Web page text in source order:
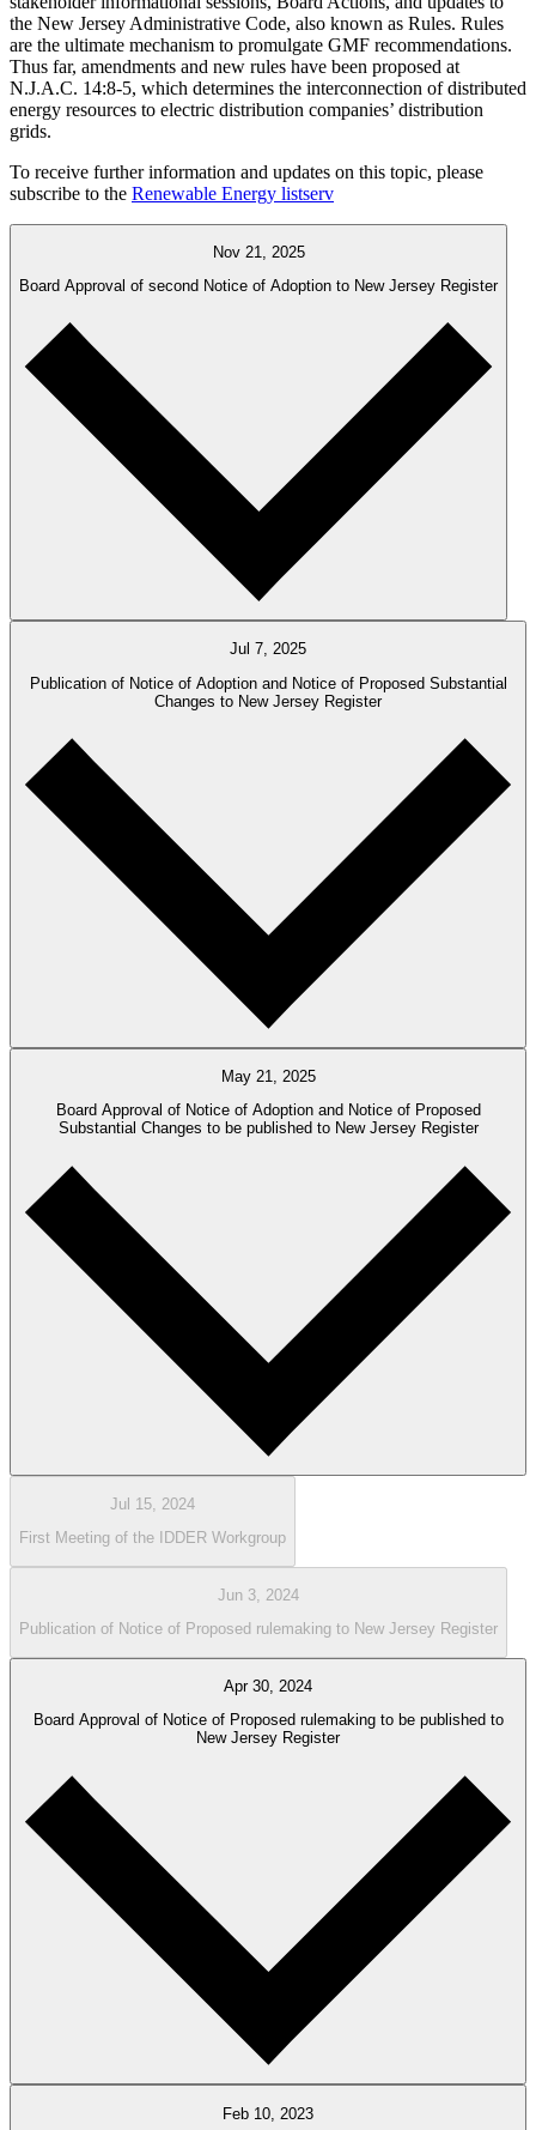
the New Jersey Administrative Code, also known as Rules. Rules
are the ultimate mechanism to promulgate GMF recommendations.
Thus far, amendments and new rules have been proposed at
N.J.A.C. 14:8-5, which determines the interconnection of distributed
energy resources to electric distribution companies’ distribution
grids.​​​​‌ ‍ ​‍​‍‌‍ ‌ ​‍‌‍‍‌‌‍‌ ‌‍‍‌‌‍ ‍​‍​‍​ ‍‍​‍​‍‌ ​ ‌‍​‌‌‍ ‍‌‍‍‌‌ ‌​‌ ‍‌​‍ ‍‌‍‍‌‌‍ ​‍​‍​‍ ​​‍​‍‌‍‍​‌ ​‍‌‍‌‌‌‍‌‍​‍​‍​ ‍‍​‍​‍‌‍‍​‌ ‌​‌ ‌​‌ ​​​ ‍‍​‍ ​‍ ‌‍ ​‌‍ ‌‍​ ‌‍​‌‌‍ ​‌‍‍​‌‍ ‌ ​ ‌ ‌​​ ‍‍​ ​ ​ ​ ​ ​ ​ ​ ​‍ ‌‍‍‌‌‍ ‍‌ ‌​‌‍‌‌‌‍ ‍‌ ‌​​‍ ‌‍‌‌‌‍‌​‌‍‍‌‌ ‌​​‍ ‌‍ ‌‌‍ ‌‍‌​‌‍‌‌​ ‌‌ ​​‌ ​‍‌‍‌‌‌ ​ ‌‍‌‌‌‍ ‍‌ ‌​‌‍​‌‌ ‌​‌‍‍‌‌‍ ‌‍ ‍​ ‍ ‌‍‍‌‌‍‌​​ ‌​ ‌​‌‍‌‍​ ‌‍​ ‍‌​ ‌‌​ ​‌​ ‍​‌‍‌‍​‍ ‌​ ​ ​ ‌‍​ ​​​ ​ ​‍ ‌​ ‌​​ ‍​‌‍‌​​ ‌‍​‍ ‌​ ‍​‌‍​‍‌‍‌‍​ ‍​​‍ ‌​ ‍​​ ​​​ ​ ​ ‌‌​ ‌ ‌‍‌​​ ​​‌‍​‌​ ‌​​ ‍‌‌‍‌‍​ ‌‌​ ‍ ‌ ‌​‌ ‍‌‌ ​​‌‍‌‌​ ‌‌ ​​‌ ​‍‌‍ ‌‍‌ ‌ ​‍‌‍​‌‌‍ ‌​ ‍ ‌ ​​‌‍​‌‌ ‌​‌‍‍​​ ‌‌‍​ ‌‍ ‌‍ ‍‌ ‌​‌‍‌‌‌‍ ‍‌ ‌​‌‌​ ‌‍‌‌‌‍​ ‌ ‌​‌‍‍‌‌‍ ‌‍ ‍‌ ​ ​‍‌‌​ ‌‌‌​​‍‌‌ ‌‍‍ ‌‍‌‌‌ ‍‌​‍‌‌​ ​ ‌​‌​​‍‌‌​ ​ ‌​‌​​‍‌‌​ ​‍​ ​‍​ ​ ‌‍​‍‌‍‌‌​ ‍‌​ ​‍​ ‌‌​ ‌‌​ ​ ​ ​‌​ ‌ ​ ‍​‌‍​‍​‍‌‌​ ​‍​ ​‍​‍‌‌​ ‌‌‌​‌​​‍ ‍‌‍​ ‌‍ ‌‍ ‍‌ ‌​‌‍‌‌‌‍ ‍‌ ‌​​‍‌‌​ ‌‌‌​​‍‌‌ ‌‍‍ ‌‍‌‌‌ ‍‌​‍‌‌​ ​ ‌​‌​​‍‌‌​ ​ ‌​‌​​‍‌‌​ ​‍​ ​‍‌‍‌‌‌‍‌‌‌‍​‍​ ​‍​ ‌​​ ​‌‌‍​ ‌‍‌‌​ ‍‌​ ‍‌‌‍‌‌‌‍‌​​‍‌‌​ ​‍​ ​‍​‍‌‌​ ‌‌‌​‌​​‍ ‍‌‍​ ‌‍‍​‌‍‍‌‌‍ ​‌‍‌​‌ ​‍‌‍‌‌‌‍ ‍​‍‌‌​ ‌‌‌​​‍‌‌ ‌‍‍ ‌‍‌‌‌ ‍‌​‍‌‌​ ​ ‌​‌​​‍‌‌​ ​ ‌​‌​​‍‌‌​ ​‍​ ​‍​ ‍‌‌‍​‌‌‍​‌​ ‌​​ ​​​ ​​‌‍‌​​ ​ ​ ‌ ​ ‍‌‌‍​‍‌‍‌‍​‍‌‌​ ​‍​ ​‍​‍‌‌​ ‌‌‌​‌​​‍ ‍‌ ‌​‌‍‌‌‌ ‍​‌ ‌​​ ‌‍​‍‌‍​‌‌ ​ ‌‍‌‌‌‌‌‌‌ ​‍‌‍ ​​ ‌‌‍‍​‌ ‌​‌ ‌​‌ ​​​‍‌‌​ ​ ‌​​‌​‍‌‌​ ​‍‌​‌‍​‍‌‌​ ​‍‌​‌‍‌‍ ​‌‍ ‌‍​ ‌‍​‌‌‍ ​‌‍‍​‌‍ ‌ ​ ‌ ‌​​‍‌‌​ ​ ‌​​‌​ ​ ​ ​ ​ ​ ​ ​ ​‍‌‍‌‍‍‌‌‍‌​​ ‌​ ‌​‌‍‌‍​ ‌‍​ ‍‌​ ‌‌​ ​‌​ ‍​‌‍‌‍​‍ ‌​ ​ ​ ‌‍​ ​​​ ​ ​‍ ‌​ ‌​​ ‍​‌‍‌​​ ‌‍​‍ ‌​ ‍​‌‍​‍‌‍‌‍​ ‍​​‍ ‌​ ‍​​ ​​​ ​ ​ ‌‌​ ‌ ‌‍‌​​ ​​‌‍​‌​ ‌​​ ‍‌‌‍‌‍​ ‌‌​‍‌‍‌ ‌​‌ ‍‌‌ ​​‌‍‌‌​ ‌‌ ​​‌ ​‍‌‍ ‌‍‌ ‌ ​‍‌‍​‌‌‍ ‌​‍‌‍‌ ​​‌‍​‌‌ ‌​‌‍‍​​ ‌‌‍​ ‌‍ ‌‍ ‍‌ ‌​‌‍‌‌‌‍ ‍‌ ‌​‌‌​ ‌‍‌‌‌‍​ ‌ ‌​‌‍‍‌‌‍ ‌‍ ‍‌ ​ ​‍‌‌​ ‌‌‌​​‍‌‌ ‌‍‍ ‌‍‌‌‌ ‍‌​‍‌‌​ ​ ‌​‌​​‍‌‌​ ​ ‌​‌​​‍‌‌​ ​‍​ ​‍​ ​ ‌‍​‍‌‍‌‌​ ‍‌​ ​‍​ ‌‌​ ‌‌​ ​ ​ ​‌​ ‌ ​ ‍​‌‍​‍​‍‌‌​ ​‍​ ​‍​‍‌‌​ ‌‌‌​‌​​‍ ‍‌‍​ ‌‍ ‌‍ ‍‌ ‌​‌‍‌‌‌‍ ‍‌ ‌​​‍‌‌​ ‌‌‌​​‍‌‌ ‌‍‍ ‌‍‌‌‌ ‍‌​‍‌‌​ ​ ‌​‌​​‍‌‌​ ​ ‌​‌​​‍‌‌​ ​‍​ ​‍‌‍‌‌‌‍‌‌‌‍​‍​ ​‍​ ‌​​ ​‌‌‍​ ‌‍‌‌​ ‍‌​ ‍‌‌‍‌‌‌‍‌​​‍‌‌​ ​‍​ ​‍​‍‌‌​ ‌‌‌​‌​​‍ ‍‌‍​ ‌‍‍​‌‍‍‌‌‍ ​‌‍‌​‌ ​‍‌‍‌‌‌‍ ‍​‍‌‌​ ‌‌‌​​‍‌‌ ‌‍‍ ‌‍‌‌‌ ‍‌​‍‌‌​ ​ ‌​‌​​‍‌‌​ ​ ‌​‌​​‍‌‌​ ​‍​ ​‍​ ‍‌‌‍​‌‌‍​‌​ ‌​​ ​​​ ​​‌‍‌​​ ​ ​ ‌ ​ ‍‌‌‍​‍‌‍‌‍​‍‌‌​ ​‍​ ​‍​‍‌‌​ ‌‌‌​‌​​‍ ‍‌ ‌​‌‍‌‌‌ ‍​‌ ‌​​‍‌‍‌ ​​‌‍‌‌‌ ​‍‌ ​ ‌ ​​‌‍‌‌‌‍​ ‌ ‌​‌‍‍‌‌ ‌‍‌‍‌‌​ ‌‌ ​​‌ ‌‌‌‍​‍‌‍ ​‌‍‍‌‌ ​ ‌‍‍​‌‍‌‌‌‍‌​​‍​‍‌ ‌
To receive further information and updates on this topic, please
subscribe to the ​​​​‌ ‍ ​‍​‍‌‍ ‌ ​‍‌‍‍‌‌‍‌ ‌‍‍‌‌‍ ‍​‍​‍​ ‍‍​‍​‍‌ ​ ‌‍​‌‌‍ ‍‌‍‍‌‌ ‌​‌ ‍‌​‍ ‍‌‍‍‌‌‍ ​‍​‍​‍ ​​‍​‍‌‍‍​‌ ​‍‌‍‌‌‌‍‌‍​‍​‍​ ‍‍​‍​‍‌‍‍​‌ ‌​‌ ‌​‌ ​​​ ‍‍​‍ ​‍ ‌‍ ​‌‍ ‌‍​ ‌‍​‌‌‍ ​‌‍‍​‌‍ ‌ ​ ‌ ‌​​ ‍‍​ ​ ​ ​ ​ ​ ​ ​ ​‍ ‌‍‍‌‌‍ ‍‌ ‌​‌‍‌‌‌‍ ‍‌ ‌​​‍ ‌‍‌‌‌‍‌​‌‍‍‌‌ ‌​​‍ ‌‍ ‌‌‍ ‌‍‌​‌‍‌‌​ ‌‌ ​​‌ ​‍‌‍‌‌‌ ​ ‌‍‌‌‌‍ ‍‌ ‌​‌‍​‌‌ ‌​‌‍‍‌‌‍ ‌‍ ‍​ ‍ ‌‍‍‌‌‍‌​​ ‌​ ‌​‌‍‌‍​ ‌‍​ ‍‌​ ‌‌​ ​‌​ ‍​‌‍‌‍​‍ ‌​ ​ ​ ‌‍​ ​​​ ​ ​‍ ‌​ ‌​​ ‍​‌‍‌​​ ‌‍​‍ ‌​ ‍​‌‍​‍‌‍‌‍​ ‍​​‍ ‌​ ‍​​ ​​​ ​ ​ ‌‌​ ‌ ‌‍‌​​ ​​‌‍​‌​ ‌​​ ‍‌‌‍‌‍​ ‌‌​ ‍ ‌ ‌​‌ ‍‌‌ ​​‌‍‌‌​ ‌‌ ​​‌ ​‍‌‍ ‌‍‌ ‌ ​‍‌‍​‌‌‍ ‌​ ‍ ‌ ​​‌‍​‌‌ ‌​‌‍‍​​ ‌‌‍​ ‌‍ ‌‍ ‍‌ ‌​‌‍‌‌‌‍ ‍‌ ‌​‌‌​ ‌‍‌‌‌‍​ ‌ ‌​‌‍‍‌‌‍ ‌‍ ‍‌ ​ ​‍‌‌​ ‌‌‌​​‍‌‌ ‌‍‍ ‌‍‌‌‌ ‍‌​‍‌‌​ ​ ‌​‌​​‍‌‌​ ​ ‌​‌​​‍‌‌​ ​‍​ ​‍​ ​ ‌‍​‍‌‍‌‌​ ‍‌​ ​‍​ ‌‌​ ‌‌​ ​ ​ ​‌​ ‌ ​ ‍​‌‍​‍​‍‌‌​ ​‍​ ​‍​‍‌‌​ ‌‌‌​‌​​‍ ‍‌‍​ ‌‍ ‌‍ ‍‌ ‌​‌‍‌‌‌‍ ‍‌ ‌​​‍‌‌​ ‌‌‌​​‍‌‌ ‌‍‍ ‌‍‌‌‌ ‍‌​‍‌‌​ ​ ‌​‌​​‍‌‌​ ​ ‌​‌​​‍‌‌​ ​‍​ ​‍‌‍​‍‌‍‌‌​ ‍​​ ​​​ ​​​ ‌ ‌‍​ ​ ‌‍​ ​‍​ ​​​ ​ ​ ​​​‍‌‌​ ​‍​ ​‍​‍‌‌​ ‌‌‌​‌​​‍ ‍‌‍​ ‌‍‍​‌‍‍‌‌‍ ​‌‍‌​‌ ​‍‌‍‌‌‌‍ ‍​‍‌‌​ ‌‌‌​​‍‌‌ ‌‍‍ ‌‍‌‌‌ ‍‌​‍‌‌​ ​ ‌​‌​​‍‌‌​ ​ ‌​‌​​‍‌‌​ ​‍​ ​‍‌‍​ ‌‍​ ‌‍​‌​ ‌​‌‍‌​​ ​‌​ ​‌‌‍​‍​ ‌‍‌‍​‌‌‍‌​​ ‍​​‍‌‌​ ​‍​ ​‍​‍‌‌​ ‌‌‌​‌​​‍ ‍‌ ‌​‌‍‌‌‌ ‍​‌ ‌​​ ‌‍​‍‌‍​‌‌ ​ ‌‍‌‌‌‌‌‌‌ ​‍‌‍ ​​ ‌‌‍‍​‌ ‌​‌ ‌​‌ ​​​‍‌‌​ ​ ‌​​‌​‍‌‌​ ​‍‌​‌‍​‍‌‌​ ​‍‌​‌‍‌‍ ​‌‍ ‌‍​ ‌‍​‌‌‍ ​‌‍‍​‌‍ ‌ ​ ‌ ‌​​‍‌‌​ ​ ‌​​‌​ ​ ​ ​ ​ ​ ​ ​ ​‍‌‍‌‍‍‌‌‍‌​​ ‌​ ‌​‌‍‌‍​ ‌‍​ ‍‌​ ‌‌​ ​‌​ ‍​‌‍‌‍​‍ ‌​ ​ ​ ‌‍​ ​​​ ​ ​‍ ‌​ ‌​​ ‍​‌‍‌​​ ‌‍​‍ ‌​ ‍​‌‍​‍‌‍‌‍​ ‍​​‍ ‌​ ‍​​ ​​​ ​ ​ ‌‌​ ‌ ‌‍‌​​ ​​‌‍​‌​ ‌​​ ‍‌‌‍‌‍​ ‌‌​‍‌‍‌ ‌​‌ ‍‌‌ ​​‌‍‌‌​ ‌‌ ​​‌ ​‍‌‍ ‌‍‌ ‌ ​‍‌‍​‌‌‍ ‌​‍‌‍‌ ​​‌‍​‌‌ ‌​‌‍‍​​ ‌‌‍​ ‌‍ ‌‍ ‍‌ ‌​‌‍‌‌‌‍ ‍‌ ‌​‌‌​ ‌‍‌‌‌‍​ ‌ ‌​‌‍‍‌‌‍ ‌‍ ‍‌ ​ ​‍‌‌​ ‌‌‌​​‍‌‌ ‌‍‍ ‌‍‌‌‌ ‍‌​‍‌‌​ ​ ‌​‌​​‍‌‌​ ​ ‌​‌​​‍‌‌​ ​‍​ ​‍​ ​ ‌‍​‍‌‍‌‌​ ‍‌​ ​‍​ ‌‌​ ‌‌​ ​ ​ ​‌​ ‌ ​ ‍​‌‍​‍​‍‌‌​ ​‍​ ​‍​‍‌‌​ ‌‌‌​‌​​‍ ‍‌‍​ ‌‍ ‌‍ ‍‌ ‌​‌‍‌‌‌‍ ‍‌ ‌​​‍‌‌​ ‌‌‌​​‍‌‌ ‌‍‍ ‌‍‌‌‌ ‍‌​‍‌‌​ ​ ‌​‌​​‍‌‌​ ​ ‌​‌​​‍‌‌​ ​‍​ ​‍‌‍​‍‌‍‌‌​ ‍​​ ​​​ ​​​ ‌ ‌‍​ ​ ‌‍​ ​‍​ ​​​ ​ ​ ​​​‍‌‌​ ​‍​ ​‍​‍‌‌​ ‌‌‌​‌​​‍ ‍‌‍​ ‌‍‍​‌‍‍‌‌‍ ​‌‍‌​‌ ​‍‌‍‌‌‌‍ ‍​‍‌‌​ ‌‌‌​​‍‌‌ ‌‍‍ ‌‍‌‌‌ ‍‌​‍‌‌​ ​ ‌​‌​​‍‌‌​ ​ ‌​‌​​‍‌‌​ ​‍​ ​‍‌‍​ ‌‍​ ‌‍​‌​ ‌​‌‍‌​​ ​‌​ ​‌‌‍​‍​ ‌‍‌‍​‌‌‍‌​​ ‍​​‍‌‌​ ​‍​ ​‍​‍‌‌​ ‌‌‌​‌​​‍ ‍‌ ‌​‌‍‌‌‌ ‍​‌ ‌​​‍‌‍‌ ​​‌‍‌‌‌ ​‍‌ ​ ‌ ​​‌‍‌‌‌‍​ ‌ ‌​‌‍‍‌‌ ‌‍‌‍‌‌​ ‌‌ ​​‌ ‌‌‌‍​‍‌‍ ​‌‍‍‌‌ ​ ‌‍‍​‌‍‌‌‌‍‌​​‍​‍‌ ‌ Renewable Energy listserv
Nov 21, 2025
Board Approval of second Notice of Adoption to New Jersey Register​​​​‌ ‍ ​‍​‍‌‍ ‌ ​‍‌‍‍‌‌‍‌ ‌‍‍‌‌‍ ‍​‍​‍​ ‍‍​‍​‍‌ ​ ‌‍​‌‌‍ ‍‌‍‍‌‌ ‌​‌ ‍‌​‍ ‍‌‍‍‌‌‍ ​‍​‍​‍ ​​‍​‍‌‍‍​‌ ​‍‌‍‌‌‌‍‌‍​‍​‍​ ‍‍​‍​‍‌‍‍​‌ ‌​‌ ‌​‌ ​​​ ‍‍​‍ ​‍ ‌‍ ​‌‍ ‌‍​ ‌‍​‌‌‍ ​‌‍‍​‌‍ ‌ ​ ‌ ‌​​ ‍‍​ ​ ​ ​ ​ ​ ​ ​ ​‍ ‌‍‍‌‌‍ ‍‌ ‌​‌‍‌‌‌‍ ‍‌ ‌​​‍ ‌‍‌‌‌‍‌​‌‍‍‌‌ ‌​​‍ ‌‍ ‌‌‍ ‌‍‌​‌‍‌‌​ ‌‌ ​​‌ ​‍‌‍‌‌‌ ​ ‌‍‌‌‌‍ ‍‌ ‌​‌‍​‌‌ ‌​‌‍‍‌‌‍ ‌‍ ‍​ ‍ ‌‍‍‌‌‍‌​​ ‌​ ‌​‌‍‌‍​ ‌‍​ ‍‌​ ‌‌​ ​‌​ ‍​‌‍‌‍​‍ ‌​ ​ ​ ‌‍​ ​​​ ​ ​‍ ‌​ ‌​​ ‍​‌‍‌​​ ‌‍​‍ ‌​ ‍​‌‍​‍‌‍‌‍​ ‍​​‍ ‌​ ‍​​ ​​​ ​ ​ ‌‌​ ‌ ‌‍‌​​ ​​‌‍​‌​ ‌​​ ‍‌‌‍‌‍​ ‌‌​ ‍ ‌ ‌​‌ ‍‌‌ ​​‌‍‌‌​ ‌‌ ​​‌ ​‍‌‍ ‌‍‌ ‌ ​‍‌‍​‌‌‍ ‌​ ‍ ‌ ​​‌‍​‌‌ ‌​‌‍‍​​ ‌‌‍​ ‌‍ ‌‍ ‍‌ ‌​‌‍‌‌‌‍ ‍‌ ‌​‌‌​ ‌‍‌‌‌‍​ ‌ ‌​‌‍‍‌‌‍ ‌‍ ‍‌ ​ ​‍‌‌​ ‌‌‌​​‍‌‌ ‌‍‍ ‌‍‌‌‌ ‍‌​‍‌‌​ ​ ‌​‌​​‍‌‌​ ​ ‌​‌​​‍‌‌​ ​‍​ ​‍​ ​ ‌‍​‍‌‍‌‌​ ‍‌​ ​‍​ ‌‌​ ‌‌​ ​ ​ ​‌​ ‌ ​ ‍​‌‍​‍​‍‌‌​ ​‍​ ​‍​‍‌‌​ ‌‌‌​‌​​‍ ‍‌‍​ ‌‍ ‌‍ ‍‌ ‌​‌‍‌‌‌‍ ‍‌ ‌​​‍‌‌​ ‌‌‌​​‍‌‌ ‌‍‍ ‌‍‌‌‌ ‍‌​‍‌‌​ ​ ‌​‌​​‍‌‌​ ​ ‌​‌​​‍‌‌​ ​‍​ ​‍‌‍​ ‌‍‌‍‌‍​ ‌‍‌​‌‍‌‍‌‍‌‌​ ‍‌‌‍‌‍​ ‌‍​ ‌ ‌‍‌‍​ ‍​​‍‌‌​ ​‍​ ​‍​‍‌‌​ ‌‌‌​‌​​‍ ‍‌‍‍‌‌ ‌​‌‍‌‌‌‍ ‌‌ ​ ​‍‌‌​ ‌‌‌​​‍‌‌ ‌‍‍ ‌‍‌‌‌ ‍‌​‍‌‌​ ​ ‌​‌​​‍‌‌​ ​ ‌​‌​​‍‌‌​ ​‍​ ​‍‌‍‌‌‌‍‌‍​ ‍​​ ​‍​ ​ ‌‍​ ‌‍‌​‌‍​‍‌‍​‌​ ​ ​ ‌‍​ ‌‍​‍‌‌​ ​‍​ ​‍​‍‌‌​ ‌‌‌​‌​​‍ ‍‌‍‍​‌‍‌‌‌‍​‌‌‍‌​‌‍‍‌‌‍ ‍‌‍‌ ​ ‌‍​‍‌‍​‌‌ ​ ‌‍‌‌‌‌‌‌‌ ​‍‌‍ ​​ ‌‌‍‍​‌ ‌​‌ ‌​‌ ​​​‍‌‌​ ​ ‌​​‌​‍‌‌​ ​‍‌​‌‍​‍‌‌​ ​‍‌​‌‍‌‍ ​‌‍ ‌‍​ ‌‍​‌‌‍ ​‌‍‍​‌‍ ‌ ​ ‌ ‌​​‍‌‌​ ​ ‌​​‌​ ​ ​ ​ ​ ​ ​ ​ ​‍‌‍‌‍‍‌‌‍‌​​ ‌​ ‌​‌‍‌‍​ ‌‍​ ‍‌​ ‌‌​ ​‌​ ‍​‌‍‌‍​‍ ‌​ ​ ​ ‌‍​ ​​​ ​ ​‍ ‌​ ‌​​ ‍​‌‍‌​​ ‌‍​‍ ‌​ ‍​‌‍​‍‌‍‌‍​ ‍​​‍ ‌​ ‍​​ ​​​ ​ ​ ‌‌​ ‌ ‌‍‌​​ ​​‌‍​‌​ ‌​​ ‍‌‌‍‌‍​ ‌‌​‍‌‍‌ ‌​‌ ‍‌‌ ​​‌‍‌‌​ ‌‌ ​​‌ ​‍‌‍ ‌‍‌ ‌ ​‍‌‍​‌‌‍ ‌​‍‌‍‌ ​​‌‍​‌‌ ‌​‌‍‍​​ ‌‌‍​ ‌‍ ‌‍ ‍‌ ‌​‌‍‌‌‌‍ ‍‌ ‌​‌‌​ ‌‍‌‌‌‍​ ‌ ‌​‌‍‍‌‌‍ ‌‍ ‍‌ ​ ​‍‌‌​ ‌‌‌​​‍‌‌ ‌‍‍ ‌‍‌‌‌ ‍‌​‍‌‌​ ​ ‌​‌​​‍‌‌​ ​ ‌​‌​​‍‌‌​ ​‍​ ​‍​ ​ ‌‍​‍‌‍‌‌​ ‍‌​ ​‍​ ‌‌​ ‌‌​ ​ ​ ​‌​ ‌ ​ ‍​‌‍​‍​‍‌‌​ ​‍​ ​‍​‍‌‌​ ‌‌‌​‌​​‍ ‍‌‍​ ‌‍ ‌‍ ‍‌ ‌​‌‍‌‌‌‍ ‍‌ ‌​​‍‌‌​ ‌‌‌​​‍‌‌ ‌‍‍ ‌‍‌‌‌ ‍‌​‍‌‌​ ​ ‌​‌​​‍‌‌​ ​ ‌​‌​​‍‌‌​ ​‍​ ​‍‌‍​ ‌‍‌‍‌‍​ ‌‍‌​‌‍‌‍‌‍‌‌​ ‍‌‌‍‌‍​ ‌‍​ ‌ ‌‍‌‍​ ‍​​‍‌‌​ ​‍​ ​‍​‍‌‌​ ‌‌‌​‌​​‍ ‍‌‍‍‌‌ ‌​‌‍‌‌‌‍ ‌‌ ​ ​‍‌‌​ ‌‌‌​​‍‌‌ ‌‍‍ ‌‍‌‌‌ ‍‌​‍‌‌​ ​ ‌​‌​​‍‌‌​ ​ ‌​‌​​‍‌‌​ ​‍​ ​‍‌‍‌‌‌‍‌‍​ ‍​​ ​‍​ ​ ‌‍​ ‌‍‌​‌‍​‍‌‍​‌​ ​ ​ ‌‍​ ‌‍​‍‌‌​ ​‍​ ​‍​‍‌‌​ ‌‌‌​‌​​‍ ‍‌‍‍​‌‍‌‌‌‍​‌‌‍‌​‌‍‍‌‌‍ ‍‌‍‌ ​‍‌‍‌ ​​‌‍‌‌‌ ​‍‌ ​ ‌ ​​‌‍‌‌‌‍​ ‌ ‌​‌‍‍‌‌ ‌‍‌‍‌‌​ ‌‌ ​​‌ ‌‌‌‍​‍‌‍ ​‌‍‍‌‌ ​ ‌‍‍​‌‍‌‌‌‍‌​​‍​‍‌ ‌
Jul 7, 2025
Publication of Notice of Adoption and Notice of Proposed Substantial
Changes to New Jersey Register​​​​‌ ‍ ​‍​‍‌‍ ‌ ​‍‌‍‍‌‌‍‌ ‌‍‍‌‌‍ ‍​‍​‍​ ‍‍​‍​‍‌ ​ ‌‍​‌‌‍ ‍‌‍‍‌‌ ‌​‌ ‍‌​‍ ‍‌‍‍‌‌‍ ​‍​‍​‍ ​​‍​‍‌‍‍​‌ ​‍‌‍‌‌‌‍‌‍​‍​‍​ ‍‍​‍​‍‌‍‍​‌ ‌​‌ ‌​‌ ​​​ ‍‍​‍ ​‍ ‌‍ ​‌‍ ‌‍​ ‌‍​‌‌‍ ​‌‍‍​‌‍ ‌ ​ ‌ ‌​​ ‍‍​ ​ ​ ​ ​ ​ ​ ​ ​‍ ‌‍‍‌‌‍ ‍‌ ‌​‌‍‌‌‌‍ ‍‌ ‌​​‍ ‌‍‌‌‌‍‌​‌‍‍‌‌ ‌​​‍ ‌‍ ‌‌‍ ‌‍‌​‌‍‌‌​ ‌‌ ​​‌ ​‍‌‍‌‌‌ ​ ‌‍‌‌‌‍ ‍‌ ‌​‌‍​‌‌ ‌​‌‍‍‌‌‍ ‌‍ ‍​ ‍ ‌‍‍‌‌‍‌​​ ‌​ ‌​‌‍‌‍​ ‌‍​ ‍‌​ ‌‌​ ​‌​ ‍​‌‍‌‍​‍ ‌​ ​ ​ ‌‍​ ​​​ ​ ​‍ ‌​ ‌​​ ‍​‌‍‌​​ ‌‍​‍ ‌​ ‍​‌‍​‍‌‍‌‍​ ‍​​‍ ‌​ ‍​​ ​​​ ​ ​ ‌‌​ ‌ ‌‍‌​​ ​​‌‍​‌​ ‌​​ ‍‌‌‍‌‍​ ‌‌​ ‍ ‌ ‌​‌ ‍‌‌ ​​‌‍‌‌​ ‌‌ ​​‌ ​‍‌‍ ‌‍‌ ‌ ​‍‌‍​‌‌‍ ‌​ ‍ ‌ ​​‌‍​‌‌ ‌​‌‍‍​​ ‌‌‍​ ‌‍ ‌‍ ‍‌ ‌​‌‍‌‌‌‍ ‍‌ ‌​‌‌​ ‌‍‌‌‌‍​ ‌ ‌​‌‍‍‌‌‍ ‌‍ ‍‌ ​ ​‍‌‌​ ‌‌‌​​‍‌‌ ‌‍‍ ‌‍‌‌‌ ‍‌​‍‌‌​ ​ ‌​‌​​‍‌‌​ ​ ‌​‌​​‍‌‌​ ​‍​ ​‍​ ​ ‌‍​‍‌‍‌‌​ ‍‌​ ​‍​ ‌‌​ ‌‌​ ​ ​ ​‌​ ‌ ​ ‍​‌‍​‍​‍‌‌​ ​‍​ ​‍​‍‌‌​ ‌‌‌​‌​​‍ ‍‌‍​ ‌‍ ‌‍ ‍‌ ‌​‌‍‌‌‌‍ ‍‌ ‌​​‍‌‌​ ‌‌‌​​‍‌‌ ‌‍‍ ‌‍‌‌‌ ‍‌​‍‌‌​ ​ ‌​‌​​‍‌‌​ ​ ‌​‌​​‍‌‌​ ​‍​ ​‍‌‍​ ‌‍‌‍‌‍​ ‌‍‌​‌‍‌‍‌‍‌‌​ ‍‌‌‍‌‍​ ‌‍​ ‌ ‌‍‌‍​ ‍​​‍‌‌​ ​‍​ ​‍​‍‌‌​ ‌‌‌​‌​​‍ ‍‌‍‍‌‌ ‌​‌‍‌‌‌‍ ‌‌ ​ ​‍‌‌​ ‌‌‌​​‍‌‌ ‌‍‍ ‌‍‌‌‌ ‍‌​‍‌‌​ ​ ‌​‌​​‍‌‌​ ​ ‌​‌​​‍‌‌​ ​‍​ ​‍‌‍​‌​ ​‌​ ‌‌​ ‌‍‌‍‌‌​ ​​​ ​‌​ ​ ‌‍‌‌‌‍‌‌‌‍‌‌​ ‍‌​‍‌‌​ ​‍​ ​‍​‍‌‌​ ‌‌‌​‌​​‍ ‍‌‍‍​‌‍‌‌‌‍​‌‌‍‌​‌‍‍‌‌‍ ‍‌‍‌ ​ ‌‍​‍‌‍​‌‌ ​ ‌‍‌‌‌‌‌‌‌ ​‍‌‍ ​​ ‌‌‍‍​‌ ‌​‌ ‌​‌ ​​​‍‌‌​ ​ ‌​​‌​‍‌‌​ ​‍‌​‌‍​‍‌‌​ ​‍‌​‌‍‌‍ ​‌‍ ‌‍​ ‌‍​‌‌‍ ​‌‍‍​‌‍ ‌ ​ ‌ ‌​​‍‌‌​ ​ ‌​​‌​ ​ ​ ​ ​ ​ ​ ​ ​‍‌‍‌‍‍‌‌‍‌​​ ‌​ ‌​‌‍‌‍​ ‌‍​ ‍‌​ ‌‌​ ​‌​ ‍​‌‍‌‍​‍ ‌​ ​ ​ ‌‍​ ​​​ ​ ​‍ ‌​ ‌​​ ‍​‌‍‌​​ ‌‍​‍ ‌​ ‍​‌‍​‍‌‍‌‍​ ‍​​‍ ‌​ ‍​​ ​​​ ​ ​ ‌‌​ ‌ ‌‍‌​​ ​​‌‍​‌​ ‌​​ ‍‌‌‍‌‍​ ‌‌​‍‌‍‌ ‌​‌ ‍‌‌ ​​‌‍‌‌​ ‌‌ ​​‌ ​‍‌‍ ‌‍‌ ‌ ​‍‌‍​‌‌‍ ‌​‍‌‍‌ ​​‌‍​‌‌ ‌​‌‍‍​​ ‌‌‍​ ‌‍ ‌‍ ‍‌ ‌​‌‍‌‌‌‍ ‍‌ ‌​‌‌​ ‌‍‌‌‌‍​ ‌ ‌​‌‍‍‌‌‍ ‌‍ ‍‌ ​ ​‍‌‌​ ‌‌‌​​‍‌‌ ‌‍‍ ‌‍‌‌‌ ‍‌​‍‌‌​ ​ ‌​‌​​‍‌‌​ ​ ‌​‌​​‍‌‌​ ​‍​ ​‍​ ​ ‌‍​‍‌‍‌‌​ ‍‌​ ​‍​ ‌‌​ ‌‌​ ​ ​ ​‌​ ‌ ​ ‍​‌‍​‍​‍‌‌​ ​‍​ ​‍​‍‌‌​ ‌‌‌​‌​​‍ ‍‌‍​ ‌‍ ‌‍ ‍‌ ‌​‌‍‌‌‌‍ ‍‌ ‌​​‍‌‌​ ‌‌‌​​‍‌‌ ‌‍‍ ‌‍‌‌‌ ‍‌​‍‌‌​ ​ ‌​‌​​‍‌‌​ ​ ‌​‌​​‍‌‌​ ​‍​ ​‍‌‍​ ‌‍‌‍‌‍​ ‌‍‌​‌‍‌‍‌‍‌‌​ ‍‌‌‍‌‍​ ‌‍​ ‌ ‌‍‌‍​ ‍​​‍‌‌​ ​‍​ ​‍​‍‌‌​ ‌‌‌​‌​​‍ ‍‌‍‍‌‌ ‌​‌‍‌‌‌‍ ‌‌ ​ ​‍‌‌​ ‌‌‌​​‍‌‌ ‌‍‍ ‌‍‌‌‌ ‍‌​‍‌‌​ ​ ‌​‌​​‍‌‌​ ​ ‌​‌​​‍‌‌​ ​‍​ ​‍‌‍​‌​ ​‌​ ‌‌​ ‌‍‌‍‌‌​ ​​​ ​‌​ ​ ‌‍‌‌‌‍‌‌‌‍‌‌​ ‍‌​‍‌‌​ ​‍​ ​‍​‍‌‌​ ‌‌‌​‌​​‍ ‍‌‍‍​‌‍‌‌‌‍​‌‌‍‌​‌‍‍‌‌‍ ‍‌‍‌ ​‍‌‍‌ ​​‌‍‌‌‌ ​‍‌ ​ ‌ ​​‌‍‌‌‌‍​ ‌ ‌​‌‍‍‌‌ ‌‍‌‍‌‌​ ‌‌ ​​‌ ‌‌‌‍​‍‌‍ ​‌‍‍‌‌ ​ ‌‍‍​‌‍‌‌‌‍‌​​‍​‍‌ ‌
May 21, 2025
Board Approval of Notice of Adoption and Notice of Proposed
Substantial Changes to be published to New Jersey Register​​​​‌ ‍ ​‍​‍‌‍ ‌ ​‍‌‍‍‌‌‍‌ ‌‍‍‌‌‍ ‍​‍​‍​ ‍‍​‍​‍‌ ​ ‌‍​‌‌‍ ‍‌‍‍‌‌ ‌​‌ ‍‌​‍ ‍‌‍‍‌‌‍ ​‍​‍​‍ ​​‍​‍‌‍‍​‌ ​‍‌‍‌‌‌‍‌‍​‍​‍​ ‍‍​‍​‍‌‍‍​‌ ‌​‌ ‌​‌ ​​​ ‍‍​‍ ​‍ ‌‍ ​‌‍ ‌‍​ ‌‍​‌‌‍ ​‌‍‍​‌‍ ‌ ​ ‌ ‌​​ ‍‍​ ​ ​ ​ ​ ​ ​ ​ ​‍ ‌‍‍‌‌‍ ‍‌ ‌​‌‍‌‌‌‍ ‍‌ ‌​​‍ ‌‍‌‌‌‍‌​‌‍‍‌‌ ‌​​‍ ‌‍ ‌‌‍ ‌‍‌​‌‍‌‌​ ‌‌ ​​‌ ​‍‌‍‌‌‌ ​ ‌‍‌‌‌‍ ‍‌ ‌​‌‍​‌‌ ‌​‌‍‍‌‌‍ ‌‍ ‍​ ‍ ‌‍‍‌‌‍‌​​ ‌​ ‌​‌‍‌‍​ ‌‍​ ‍‌​ ‌‌​ ​‌​ ‍​‌‍‌‍​‍ ‌​ ​ ​ ‌‍​ ​​​ ​ ​‍ ‌​ ‌​​ ‍​‌‍‌​​ ‌‍​‍ ‌​ ‍​‌‍​‍‌‍‌‍​ ‍​​‍ ‌​ ‍​​ ​​​ ​ ​ ‌‌​ ‌ ‌‍‌​​ ​​‌‍​‌​ ‌​​ ‍‌‌‍‌‍​ ‌‌​ ‍ ‌ ‌​‌ ‍‌‌ ​​‌‍‌‌​ ‌‌ ​​‌ ​‍‌‍ ‌‍‌ ‌ ​‍‌‍​‌‌‍ ‌​ ‍ ‌ ​​‌‍​‌‌ ‌​‌‍‍​​ ‌‌‍​ ‌‍ ‌‍ ‍‌ ‌​‌‍‌‌‌‍ ‍‌ ‌​‌‌​ ‌‍‌‌‌‍​ ‌ ‌​‌‍‍‌‌‍ ‌‍ ‍‌ ​ ​‍‌‌​ ‌‌‌​​‍‌‌ ‌‍‍ ‌‍‌‌‌ ‍‌​‍‌‌​ ​ ‌​‌​​‍‌‌​ ​ ‌​‌​​‍‌‌​ ​‍​ ​‍​ ​ ‌‍​‍‌‍‌‌​ ‍‌​ ​‍​ ‌‌​ ‌‌​ ​ ​ ​‌​ ‌ ​ ‍​‌‍​‍​‍‌‌​ ​‍​ ​‍​‍‌‌​ ‌‌‌​‌​​‍ ‍‌‍​ ‌‍ ‌‍ ‍‌ ‌​‌‍‌‌‌‍ ‍‌ ‌​​‍‌‌​ ‌‌‌​​‍‌‌ ‌‍‍ ‌‍‌‌‌ ‍‌​‍‌‌​ ​ ‌​‌​​‍‌‌​ ​ ‌​‌​​‍‌‌​ ​‍​ ​‍‌‍​ ‌‍‌‍‌‍​ ‌‍‌​‌‍‌‍‌‍‌‌​ ‍‌‌‍‌‍​ ‌‍​ ‌ ‌‍‌‍​ ‍​​‍‌‌​ ​‍​ ​‍​‍‌‌​ ‌‌‌​‌​​‍ ‍‌‍‍‌‌ ‌​‌‍‌‌‌‍ ‌‌ ​ ​‍‌‌​ ‌‌‌​​‍‌‌ ‌‍‍ ‌‍‌‌‌ ‍‌​‍‌‌​ ​ ‌​‌​​‍‌‌​ ​ ‌​‌​​‍‌‌​ ​‍​ ​‍​ ​‌​ ‍​‌‍​‍​ ‍‌​ ​‍​ ​‍‌‍‌​​ ​ ​ ​‌​ ‌‍‌‍‌​‌‍​‍​‍‌‌​ ​‍​ ​‍​‍‌‌​ ‌‌‌​‌​​‍ ‍‌‍‍​‌‍‌‌‌‍​‌‌‍‌​‌‍‍‌‌‍ ‍‌‍‌ ​ ‌‍​‍‌‍​‌‌ ​ ‌‍‌‌‌‌‌‌‌ ​‍‌‍ ​​ ‌‌‍‍​‌ ‌​‌ ‌​‌ ​​​‍‌‌​ ​ ‌​​‌​‍‌‌​ ​‍‌​‌‍​‍‌‌​ ​‍‌​‌‍‌‍ ​‌‍ ‌‍​ ‌‍​‌‌‍ ​‌‍‍​‌‍ ‌ ​ ‌ ‌​​‍‌‌​ ​ ‌​​‌​ ​ ​ ​ ​ ​ ​ ​ ​‍‌‍‌‍‍‌‌‍‌​​ ‌​ ‌​‌‍‌‍​ ‌‍​ ‍‌​ ‌‌​ ​‌​ ‍​‌‍‌‍​‍ ‌​ ​ ​ ‌‍​ ​​​ ​ ​‍ ‌​ ‌​​ ‍​‌‍‌​​ ‌‍​‍ ‌​ ‍​‌‍​‍‌‍‌‍​ ‍​​‍ ‌​ ‍​​ ​​​ ​ ​ ‌‌​ ‌ ‌‍‌​​ ​​‌‍​‌​ ‌​​ ‍‌‌‍‌‍​ ‌‌​‍‌‍‌ ‌​‌ ‍‌‌ ​​‌‍‌‌​ ‌‌ ​​‌ ​‍‌‍ ‌‍‌ ‌ ​‍‌‍​‌‌‍ ‌​‍‌‍‌ ​​‌‍​‌‌ ‌​‌‍‍​​ ‌‌‍​ ‌‍ ‌‍ ‍‌ ‌​‌‍‌‌‌‍ ‍‌ ‌​‌‌​ ‌‍‌‌‌‍​ ‌ ‌​‌‍‍‌‌‍ ‌‍ ‍‌ ​ ​‍‌‌​ ‌‌‌​​‍‌‌ ‌‍‍ ‌‍‌‌‌ ‍‌​‍‌‌​ ​ ‌​‌​​‍‌‌​ ​ ‌​‌​​‍‌‌​ ​‍​ ​‍​ ​ ‌‍​‍‌‍‌‌​ ‍‌​ ​‍​ ‌‌​ ‌‌​ ​ ​ ​‌​ ‌ ​ ‍​‌‍​‍​‍‌‌​ ​‍​ ​‍​‍‌‌​ ‌‌‌​‌​​‍ ‍‌‍​ ‌‍ ‌‍ ‍‌ ‌​‌‍‌‌‌‍ ‍‌ ‌​​‍‌‌​ ‌‌‌​​‍‌‌ ‌‍‍ ‌‍‌‌‌ ‍‌​‍‌‌​ ​ ‌​‌​​‍‌‌​ ​ ‌​‌​​‍‌‌​ ​‍​ ​‍‌‍​ ‌‍‌‍‌‍​ ‌‍‌​‌‍‌‍‌‍‌‌​ ‍‌‌‍‌‍​ ‌‍​ ‌ ‌‍‌‍​ ‍​​‍‌‌​ ​‍​ ​‍​‍‌‌​ ‌‌‌​‌​​‍ ‍‌‍‍‌‌ ‌​‌‍‌‌‌‍ ‌‌ ​ ​‍‌‌​ ‌‌‌​​‍‌‌ ‌‍‍ ‌‍‌‌‌ ‍‌​‍‌‌​ ​ ‌​‌​​‍‌‌​ ​ ‌​‌​​‍‌‌​ ​‍​ ​‍​ ​‌​ ‍​‌‍​‍​ ‍‌​ ​‍​ ​‍‌‍‌​​ ​ ​ ​‌​ ‌‍‌‍‌​‌‍​‍​‍‌‌​ ​‍​ ​‍​‍‌‌​ ‌‌‌​‌​​‍ ‍‌‍‍​‌‍‌‌‌‍​‌‌‍‌​‌‍‍‌‌‍ ‍‌‍‌ ​‍‌‍‌ ​​‌‍‌‌‌ ​‍‌ ​ ‌ ​​‌‍‌‌‌‍​ ‌ ‌​‌‍‍‌‌ ‌‍‌‍‌‌​ ‌‌ ​​‌ ‌‌‌‍​‍‌‍ ​‌‍‍‌‌ ​ ‌‍‍​‌‍‌‌‌‍‌​​‍​‍‌ ‌
Jul 15, 2024
First Meeting of the IDDER Workgroup​​​​‌ ‍ ​‍​‍‌‍ ‌ ​‍‌‍‍‌‌‍‌ ‌‍‍‌‌‍ ‍​‍​‍​ ‍‍​‍​‍‌ ​ ‌‍​‌‌‍ ‍‌‍‍‌‌ ‌​‌ ‍‌​‍ ‍‌‍‍‌‌‍ ​‍​‍​‍ ​​‍​‍‌‍‍​‌ ​‍‌‍‌‌‌‍‌‍​‍​‍​ ‍‍​‍​‍‌‍‍​‌ ‌​‌ ‌​‌ ​​​ ‍‍​‍ ​‍ ‌‍ ​‌‍ ‌‍​ ‌‍​‌‌‍ ​‌‍‍​‌‍ ‌ ​ ‌ ‌​​ ‍‍​ ​ ​ ​ ​ ​ ​ ​ ​‍ ‌‍‍‌‌‍ ‍‌ ‌​‌‍‌‌‌‍ ‍‌ ‌​​‍ ‌‍‌‌‌‍‌​‌‍‍‌‌ ‌​​‍ ‌‍ ‌‌‍ ‌‍‌​‌‍‌‌​ ‌‌ ​​‌ ​‍‌‍‌‌‌ ​ ‌‍‌‌‌‍ ‍‌ ‌​‌‍​‌‌ ‌​‌‍‍‌‌‍ ‌‍ ‍​ ‍ ‌‍‍‌‌‍‌​​ ‌​ ‌​‌‍‌‍​ ‌‍​ ‍‌​ ‌‌​ ​‌​ ‍​‌‍‌‍​‍ ‌​ ​ ​ ‌‍​ ​​​ ​ ​‍ ‌​ ‌​​ ‍​‌‍‌​​ ‌‍​‍ ‌​ ‍​‌‍​‍‌‍‌‍​ ‍​​‍ ‌​ ‍​​ ​​​ ​ ​ ‌‌​ ‌ ‌‍‌​​ ​​‌‍​‌​ ‌​​ ‍‌‌‍‌‍​ ‌‌​ ‍ ‌ ‌​‌ ‍‌‌ ​​‌‍‌‌​ ‌‌ ​​‌ ​‍‌‍ ‌‍‌ ‌ ​‍‌‍​‌‌‍ ‌​ ‍ ‌ ​​‌‍​‌‌ ‌​‌‍‍​​ ‌‌‍​ ‌‍ ‌‍ ‍‌ ‌​‌‍‌‌‌‍ ‍‌ ‌​‌‌​ ‌‍‌‌‌‍​ ‌ ‌​‌‍‍‌‌‍ ‌‍ ‍‌ ​ ​‍‌‌​ ‌‌‌​​‍‌‌ ‌‍‍ ‌‍‌‌‌ ‍‌​‍‌‌​ ​ ‌​‌​​‍‌‌​ ​ ‌​‌​​‍‌‌​ ​‍​ ​‍​ ​ ‌‍​‍‌‍‌‌​ ‍‌​ ​‍​ ‌‌​ ‌‌​ ​ ​ ​‌​ ‌ ​ ‍​‌‍​‍​‍‌‌​ ​‍​ ​‍​‍‌‌​ ‌‌‌​‌​​‍ ‍‌‍​ ‌‍ ‌‍ ‍‌ ‌​‌‍‌‌‌‍ ‍‌ ‌​​‍‌‌​ ‌‌‌​​‍‌‌ ‌‍‍ ‌‍‌‌‌ ‍‌​‍‌‌​ ​ ‌​‌​​‍‌‌​ ​ ‌​‌​​‍‌‌​ ​‍​ ​‍‌‍​ ‌‍‌‍‌‍​ ‌‍‌​‌‍‌‍‌‍‌‌​ ‍‌‌‍‌‍​ ‌‍​ ‌ ‌‍‌‍​ ‍​​‍‌‌​ ​‍​ ​‍​‍‌‌​ ‌‌‌​‌​​‍ ‍‌‍‍‌‌ ‌​‌‍‌‌‌‍ ‌‌ ​ ​‍‌‌​ ‌‌‌​​‍‌‌ ‌‍‍ ‌‍‌‌‌ ‍‌​‍‌‌​ ​ ‌​‌​​‍‌‌​ ​ ‌​‌​​‍‌‌​ ​‍​ ​‍​ ‍​​ ​‌‌‍‌​‌‍​‌​ ​‌‌‍‌‍​ ​‍​ ‌‍‌‍‌​​ ​‍​ ​​‌‍​ ​‍‌‌​ ​‍​ ​‍​‍‌‌​ ‌‌‌​‌​​‍ ‍‌‍‍​‌‍‌‌‌‍​‌‌‍‌​‌‍‍‌‌‍ ‍‌‍‌ ​ ‌‍​‍‌‍​‌‌ ​ ‌‍‌‌‌‌‌‌‌ ​‍‌‍ ​​ ‌‌‍‍​‌ ‌​‌ ‌​‌ ​​​‍‌‌​ ​ ‌​​‌​‍‌‌​ ​‍‌​‌‍​‍‌‌​ ​‍‌​‌‍‌‍ ​‌‍ ‌‍​ ‌‍​‌‌‍ ​‌‍‍​‌‍ ‌ ​ ‌ ‌​​‍‌‌​ ​ ‌​​‌​ ​ ​ ​ ​ ​ ​ ​ ​‍‌‍‌‍‍‌‌‍‌​​ ‌​ ‌​‌‍‌‍​ ‌‍​ ‍‌​ ‌‌​ ​‌​ ‍​‌‍‌‍​‍ ‌​ ​ ​ ‌‍​ ​​​ ​ ​‍ ‌​ ‌​​ ‍​‌‍‌​​ ‌‍​‍ ‌​ ‍​‌‍​‍‌‍‌‍​ ‍​​‍ ‌​ ‍​​ ​​​ ​ ​ ‌‌​ ‌ ‌‍‌​​ ​​‌‍​‌​ ‌​​ ‍‌‌‍‌‍​ ‌‌​‍‌‍‌ ‌​‌ ‍‌‌ ​​‌‍‌‌​ ‌‌ ​​‌ ​‍‌‍ ‌‍‌ ‌ ​‍‌‍​‌‌‍ ‌​‍‌‍‌ ​​‌‍​‌‌ ‌​‌‍‍​​ ‌‌‍​ ‌‍ ‌‍ ‍‌ ‌​‌‍‌‌‌‍ ‍‌ ‌​‌‌​ ‌‍‌‌‌‍​ ‌ ‌​‌‍‍‌‌‍ ‌‍ ‍‌ ​ ​‍‌‌​ ‌‌‌​​‍‌‌ ‌‍‍ ‌‍‌‌‌ ‍‌​‍‌‌​ ​ ‌​‌​​‍‌‌​ ​ ‌​‌​​‍‌‌​ ​‍​ ​‍​ ​ ‌‍​‍‌‍‌‌​ ‍‌​ ​‍​ ‌‌​ ‌‌​ ​ ​ ​‌​ ‌ ​ ‍​‌‍​‍​‍‌‌​ ​‍​ ​‍​‍‌‌​ ‌‌‌​‌​​‍ ‍‌‍​ ‌‍ ‌‍ ‍‌ ‌​‌‍‌‌‌‍ ‍‌ ‌​​‍‌‌​ ‌‌‌​​‍‌‌ ‌‍‍ ‌‍‌‌‌ ‍‌​‍‌‌​ ​ ‌​‌​​‍‌‌​ ​ ‌​‌​​‍‌‌​ ​‍​ ​‍‌‍​ ‌‍‌‍‌‍​ ‌‍‌​‌‍‌‍‌‍‌‌​ ‍‌‌‍‌‍​ ‌‍​ ‌ ‌‍‌‍​ ‍​​‍‌‌​ ​‍​ ​‍​‍‌‌​ ‌‌‌​‌​​‍ ‍‌‍‍‌‌ ‌​‌‍‌‌‌‍ ‌‌ ​ ​‍‌‌​ ‌‌‌​​‍‌‌ ‌‍‍ ‌‍‌‌‌ ‍‌​‍‌‌​ ​ ‌​‌​​‍‌‌​ ​ ‌​‌​​‍‌‌​ ​‍​ ​‍​ ‍​​ ​‌‌‍‌​‌‍​‌​ ​‌‌‍‌‍​ ​‍​ ‌‍‌‍‌​​ ​‍​ ​​‌‍​ ​‍‌‌​ ​‍​ ​‍​‍‌‌​ ‌‌‌​‌​​‍ ‍‌‍‍​‌‍‌‌‌‍​‌‌‍‌​‌‍‍‌‌‍ ‍‌‍‌ ​‍‌‍‌ ​​‌‍‌‌‌ ​‍‌ ​ ‌ ​​‌‍‌‌‌‍​ ‌ ‌​‌‍‍‌‌ ‌‍‌‍‌‌​ ‌‌ ​​‌ ‌‌‌‍​‍‌‍ ​‌‍‍‌‌ ​ ‌‍‍​‌‍‌‌‌‍‌​​‍​‍‌ ‌
Jun 3, 2024
Publication of Notice of Proposed rulemaking to New Jersey Register​​​​‌ ‍ ​‍​‍‌‍ ‌ ​‍‌‍‍‌‌‍‌ ‌‍‍‌‌‍ ‍​‍​‍​ ‍‍​‍​‍‌ ​ ‌‍​‌‌‍ ‍‌‍‍‌‌ ‌​‌ ‍‌​‍ ‍‌‍‍‌‌‍ ​‍​‍​‍ ​​‍​‍‌‍‍​‌ ​‍‌‍‌‌‌‍‌‍​‍​‍​ ‍‍​‍​‍‌‍‍​‌ ‌​‌ ‌​‌ ​​​ ‍‍​‍ ​‍ ‌‍ ​‌‍ ‌‍​ ‌‍​‌‌‍ ​‌‍‍​‌‍ ‌ ​ ‌ ‌​​ ‍‍​ ​ ​ ​ ​ ​ ​ ​ ​‍ ‌‍‍‌‌‍ ‍‌ ‌​‌‍‌‌‌‍ ‍‌ ‌​​‍ ‌‍‌‌‌‍‌​‌‍‍‌‌ ‌​​‍ ‌‍ ‌‌‍ ‌‍‌​‌‍‌‌​ ‌‌ ​​‌ ​‍‌‍‌‌‌ ​ ‌‍‌‌‌‍ ‍‌ ‌​‌‍​‌‌ ‌​‌‍‍‌‌‍ ‌‍ ‍​ ‍ ‌‍‍‌‌‍‌​​ ‌​ ‌​‌‍‌‍​ ‌‍​ ‍‌​ ‌‌​ ​‌​ ‍​‌‍‌‍​‍ ‌​ ​ ​ ‌‍​ ​​​ ​ ​‍ ‌​ ‌​​ ‍​‌‍‌​​ ‌‍​‍ ‌​ ‍​‌‍​‍‌‍‌‍​ ‍​​‍ ‌​ ‍​​ ​​​ ​ ​ ‌‌​ ‌ ‌‍‌​​ ​​‌‍​‌​ ‌​​ ‍‌‌‍‌‍​ ‌‌​ ‍ ‌ ‌​‌ ‍‌‌ ​​‌‍‌‌​ ‌‌ ​​‌ ​‍‌‍ ‌‍‌ ‌ ​‍‌‍​‌‌‍ ‌​ ‍ ‌ ​​‌‍​‌‌ ‌​‌‍‍​​ ‌‌‍​ ‌‍ ‌‍ ‍‌ ‌​‌‍‌‌‌‍ ‍‌ ‌​‌‌​ ‌‍‌‌‌‍​ ‌ ‌​‌‍‍‌‌‍ ‌‍ ‍‌ ​ ​‍‌‌​ ‌‌‌​​‍‌‌ ‌‍‍ ‌‍‌‌‌ ‍‌​‍‌‌​ ​ ‌​‌​​‍‌‌​ ​ ‌​‌​​‍‌‌​ ​‍​ ​‍​ ​ ‌‍​‍‌‍‌‌​ ‍‌​ ​‍​ ‌‌​ ‌‌​ ​ ​ ​‌​ ‌ ​ ‍​‌‍​‍​‍‌‌​ ​‍​ ​‍​‍‌‌​ ‌‌‌​‌​​‍ ‍‌‍​ ‌‍ ‌‍ ‍‌ ‌​‌‍‌‌‌‍ ‍‌ ‌​​‍‌‌​ ‌‌‌​​‍‌‌ ‌‍‍ ‌‍‌‌‌ ‍‌​‍‌‌​ ​ ‌​‌​​‍‌‌​ ​ ‌​‌​​‍‌‌​ ​‍​ ​‍‌‍​ ‌‍‌‍‌‍​ ‌‍‌​‌‍‌‍‌‍‌‌​ ‍‌‌‍‌‍​ ‌‍​ ‌ ‌‍‌‍​ ‍​​‍‌‌​ ​‍​ ​‍​‍‌‌​ ‌‌‌​‌​​‍ ‍‌‍‍‌‌ ‌​‌‍‌‌‌‍ ‌‌ ​ ​‍‌‌​ ‌‌‌​​‍‌‌ ‌‍‍ ‌‍‌‌‌ ‍‌​‍‌‌​ ​ ‌​‌​​‍‌‌​ ​ ‌​‌​​‍‌‌​ ​‍​ ​‍​ ‌‌​ ‌‌​ ​​‌‍​ ​ ‍‌‌‍​ ​ ​ ​ ​‍‌‍‌​​ ‍​​ ‌‍​ ​​​‍‌‌​ ​‍​ ​‍​‍‌‌​ ‌‌‌​‌​​‍ ‍‌‍‍​‌‍‌‌‌‍​‌‌‍‌​‌‍‍‌‌‍ ‍‌‍‌ ​ ‌‍​‍‌‍​‌‌ ​ ‌‍‌‌‌‌‌‌‌ ​‍‌‍ ​​ ‌‌‍‍​‌ ‌​‌ ‌​‌ ​​​‍‌‌​ ​ ‌​​‌​‍‌‌​ ​‍‌​‌‍​‍‌‌​ ​‍‌​‌‍‌‍ ​‌‍ ‌‍​ ‌‍​‌‌‍ ​‌‍‍​‌‍ ‌ ​ ‌ ‌​​‍‌‌​ ​ ‌​​‌​ ​ ​ ​ ​ ​ ​ ​ ​‍‌‍‌‍‍‌‌‍‌​​ ‌​ ‌​‌‍‌‍​ ‌‍​ ‍‌​ ‌‌​ ​‌​ ‍​‌‍‌‍​‍ ‌​ ​ ​ ‌‍​ ​​​ ​ ​‍ ‌​ ‌​​ ‍​‌‍‌​​ ‌‍​‍ ‌​ ‍​‌‍​‍‌‍‌‍​ ‍​​‍ ‌​ ‍​​ ​​​ ​ ​ ‌‌​ ‌ ‌‍‌​​ ​​‌‍​‌​ ‌​​ ‍‌‌‍‌‍​ ‌‌​‍‌‍‌ ‌​‌ ‍‌‌ ​​‌‍‌‌​ ‌‌ ​​‌ ​‍‌‍ ‌‍‌ ‌ ​‍‌‍​‌‌‍ ‌​‍‌‍‌ ​​‌‍​‌‌ ‌​‌‍‍​​ ‌‌‍​ ‌‍ ‌‍ ‍‌ ‌​‌‍‌‌‌‍ ‍‌ ‌​‌‌​ ‌‍‌‌‌‍​ ‌ ‌​‌‍‍‌‌‍ ‌‍ ‍‌ ​ ​‍‌‌​ ‌‌‌​​‍‌‌ ‌‍‍ ‌‍‌‌‌ ‍‌​‍‌‌​ ​ ‌​‌​​‍‌‌​ ​ ‌​‌​​‍‌‌​ ​‍​ ​‍​ ​ ‌‍​‍‌‍‌‌​ ‍‌​ ​‍​ ‌‌​ ‌‌​ ​ ​ ​‌​ ‌ ​ ‍​‌‍​‍​‍‌‌​ ​‍​ ​‍​‍‌‌​ ‌‌‌​‌​​‍ ‍‌‍​ ‌‍ ‌‍ ‍‌ ‌​‌‍‌‌‌‍ ‍‌ ‌​​‍‌‌​ ‌‌‌​​‍‌‌ ‌‍‍ ‌‍‌‌‌ ‍‌​‍‌‌​ ​ ‌​‌​​‍‌‌​ ​ ‌​‌​​‍‌‌​ ​‍​ ​‍‌‍​ ‌‍‌‍‌‍​ ‌‍‌​‌‍‌‍‌‍‌‌​ ‍‌‌‍‌‍​ ‌‍​ ‌ ‌‍‌‍​ ‍​​‍‌‌​ ​‍​ ​‍​‍‌‌​ ‌‌‌​‌​​‍ ‍‌‍‍‌‌ ‌​‌‍‌‌‌‍ ‌‌ ​ ​‍‌‌​ ‌‌‌​​‍‌‌ ‌‍‍ ‌‍‌‌‌ ‍‌​‍‌‌​ ​ ‌​‌​​‍‌‌​ ​ ‌​‌​​‍‌‌​ ​‍​ ​‍​ ‌‌​ ‌‌​ ​​‌‍​ ​ ‍‌‌‍​ ​ ​ ​ ​‍‌‍‌​​ ‍​​ ‌‍​ ​​​‍‌‌​ ​‍​ ​‍​‍‌‌​ ‌‌‌​‌​​‍ ‍‌‍‍​‌‍‌‌‌‍​‌‌‍‌​‌‍‍‌‌‍ ‍‌‍‌ ​‍‌‍‌ ​​‌‍‌‌‌ ​‍‌ ​ ‌ ​​‌‍‌‌‌‍​ ‌ ‌​‌‍‍‌‌ ‌‍‌‍‌‌​ ‌‌ ​​‌ ‌‌‌‍​‍‌‍ ​‌‍‍‌‌ ​ ‌‍‍​‌‍‌‌‌‍‌​​‍​‍‌ ‌
Apr 30, 2024
Board Approval of Notice of Proposed rulemaking to be published to
New Jersey Register​​​​‌ ‍ ​‍​‍‌‍ ‌ ​‍‌‍‍‌‌‍‌ ‌‍‍‌‌‍ ‍​‍​‍​ ‍‍​‍​‍‌ ​ ‌‍​‌‌‍ ‍‌‍‍‌‌ ‌​‌ ‍‌​‍ ‍‌‍‍‌‌‍ ​‍​‍​‍ ​​‍​‍‌‍‍​‌ ​‍‌‍‌‌‌‍‌‍​‍​‍​ ‍‍​‍​‍‌‍‍​‌ ‌​‌ ‌​‌ ​​​ ‍‍​‍ ​‍ ‌‍ ​‌‍ ‌‍​ ‌‍​‌‌‍ ​‌‍‍​‌‍ ‌ ​ ‌ ‌​​ ‍‍​ ​ ​ ​ ​ ​ ​ ​ ​‍ ‌‍‍‌‌‍ ‍‌ ‌​‌‍‌‌‌‍ ‍‌ ‌​​‍ ‌‍‌‌‌‍‌​‌‍‍‌‌ ‌​​‍ ‌‍ ‌‌‍ ‌‍‌​‌‍‌‌​ ‌‌ ​​‌ ​‍‌‍‌‌‌ ​ ‌‍‌‌‌‍ ‍‌ ‌​‌‍​‌‌ ‌​‌‍‍‌‌‍ ‌‍ ‍​ ‍ ‌‍‍‌‌‍‌​​ ‌​ ‌​‌‍‌‍​ ‌‍​ ‍‌​ ‌‌​ ​‌​ ‍​‌‍‌‍​‍ ‌​ ​ ​ ‌‍​ ​​​ ​ ​‍ ‌​ ‌​​ ‍​‌‍‌​​ ‌‍​‍ ‌​ ‍​‌‍​‍‌‍‌‍​ ‍​​‍ ‌​ ‍​​ ​​​ ​ ​ ‌‌​ ‌ ‌‍‌​​ ​​‌‍​‌​ ‌​​ ‍‌‌‍‌‍​ ‌‌​ ‍ ‌ ‌​‌ ‍‌‌ ​​‌‍‌‌​ ‌‌ ​​‌ ​‍‌‍ ‌‍‌ ‌ ​‍‌‍​‌‌‍ ‌​ ‍ ‌ ​​‌‍​‌‌ ‌​‌‍‍​​ ‌‌‍​ ‌‍ ‌‍ ‍‌ ‌​‌‍‌‌‌‍ ‍‌ ‌​‌‌​ ‌‍‌‌‌‍​ ‌ ‌​‌‍‍‌‌‍ ‌‍ ‍‌ ​ ​‍‌‌​ ‌‌‌​​‍‌‌ ‌‍‍ ‌‍‌‌‌ ‍‌​‍‌‌​ ​ ‌​‌​​‍‌‌​ ​ ‌​‌​​‍‌‌​ ​‍​ ​‍​ ​ ‌‍​‍‌‍‌‌​ ‍‌​ ​‍​ ‌‌​ ‌‌​ ​ ​ ​‌​ ‌ ​ ‍​‌‍​‍​‍‌‌​ ​‍​ ​‍​‍‌‌​ ‌‌‌​‌​​‍ ‍‌‍​ ‌‍ ‌‍ ‍‌ ‌​‌‍‌‌‌‍ ‍‌ ‌​​‍‌‌​ ‌‌‌​​‍‌‌ ‌‍‍ ‌‍‌‌‌ ‍‌​‍‌‌​ ​ ‌​‌​​‍‌‌​ ​ ‌​‌​​‍‌‌​ ​‍​ ​‍‌‍​ ‌‍‌‍‌‍​ ‌‍‌​‌‍‌‍‌‍‌‌​ ‍‌‌‍‌‍​ ‌‍​ ‌ ‌‍‌‍​ ‍​​‍‌‌​ ​‍​ ​‍​‍‌‌​ ‌‌‌​‌​​‍ ‍‌‍‍‌‌ ‌​‌‍‌‌‌‍ ‌‌ ​ ​‍‌‌​ ‌‌‌​​‍‌‌ ‌‍‍ ‌‍‌‌‌ ‍‌​‍‌‌​ ​ ‌​‌​​‍‌‌​ ​ ‌​‌​​‍‌‌​ ​‍​ ​‍​ ​‌​ ‌​​ ‌​‌‍‌‌​ ‌‍​ ​‌‌‍​‌​ ​​​ ​​‌‍‌​​ ‌‌‌‍​‍​‍‌‌​ ​‍​ ​‍​‍‌‌​ ‌‌‌​‌​​‍ ‍‌‍‍​‌‍‌‌‌‍​‌‌‍‌​‌‍‍‌‌‍ ‍‌‍‌ ​ ‌‍​‍‌‍​‌‌ ​ ‌‍‌‌‌‌‌‌‌ ​‍‌‍ ​​ ‌‌‍‍​‌ ‌​‌ ‌​‌ ​​​‍‌‌​ ​ ‌​​‌​‍‌‌​ ​‍‌​‌‍​‍‌‌​ ​‍‌​‌‍‌‍ ​‌‍ ‌‍​ ‌‍​‌‌‍ ​‌‍‍​‌‍ ‌ ​ ‌ ‌​​‍‌‌​ ​ ‌​​‌​ ​ ​ ​ ​ ​ ​ ​ ​‍‌‍‌‍‍‌‌‍‌​​ ‌​ ‌​‌‍‌‍​ ‌‍​ ‍‌​ ‌‌​ ​‌​ ‍​‌‍‌‍​‍ ‌​ ​ ​ ‌‍​ ​​​ ​ ​‍ ‌​ ‌​​ ‍​‌‍‌​​ ‌‍​‍ ‌​ ‍​‌‍​‍‌‍‌‍​ ‍​​‍ ‌​ ‍​​ ​​​ ​ ​ ‌‌​ ‌ ‌‍‌​​ ​​‌‍​‌​ ‌​​ ‍‌‌‍‌‍​ ‌‌​‍‌‍‌ ‌​‌ ‍‌‌ ​​‌‍‌‌​ ‌‌ ​​‌ ​‍‌‍ ‌‍‌ ‌ ​‍‌‍​‌‌‍ ‌​‍‌‍‌ ​​‌‍​‌‌ ‌​‌‍‍​​ ‌‌‍​ ‌‍ ‌‍ ‍‌ ‌​‌‍‌‌‌‍ ‍‌ ‌​‌‌​ ‌‍‌‌‌‍​ ‌ ‌​‌‍‍‌‌‍ ‌‍ ‍‌ ​ ​‍‌‌​ ‌‌‌​​‍‌‌ ‌‍‍ ‌‍‌‌‌ ‍‌​‍‌‌​ ​ ‌​‌​​‍‌‌​ ​ ‌​‌​​‍‌‌​ ​‍​ ​‍​ ​ ‌‍​‍‌‍‌‌​ ‍‌​ ​‍​ ‌‌​ ‌‌​ ​ ​ ​‌​ ‌ ​ ‍​‌‍​‍​‍‌‌​ ​‍​ ​‍​‍‌‌​ ‌‌‌​‌​​‍ ‍‌‍​ ‌‍ ‌‍ ‍‌ ‌​‌‍‌‌‌‍ ‍‌ ‌​​‍‌‌​ ‌‌‌​​‍‌‌ ‌‍‍ ‌‍‌‌‌ ‍‌​‍‌‌​ ​ ‌​‌​​‍‌‌​ ​ ‌​‌​​‍‌‌​ ​‍​ ​‍‌‍​ ‌‍‌‍‌‍​ ‌‍‌​‌‍‌‍‌‍‌‌​ ‍‌‌‍‌‍​ ‌‍​ ‌ ‌‍‌‍​ ‍​​‍‌‌​ ​‍​ ​‍​‍‌‌​ ‌‌‌​‌​​‍ ‍‌‍‍‌‌ ‌​‌‍‌‌‌‍ ‌‌ ​ ​‍‌‌​ ‌‌‌​​‍‌‌ ‌‍‍ ‌‍‌‌‌ ‍‌​‍‌‌​ ​ ‌​‌​​‍‌‌​ ​ ‌​‌​​‍‌‌​ ​‍​ ​‍​ ​‌​ ‌​​ ‌​‌‍‌‌​ ‌‍​ ​‌‌‍​‌​ ​​​ ​​‌‍‌​​ ‌‌‌‍​‍​‍‌‌​ ​‍​ ​‍​‍‌‌​ ‌‌‌​‌​​‍ ‍‌‍‍​‌‍‌‌‌‍​‌‌‍‌​‌‍‍‌‌‍ ‍‌‍‌ ​‍‌‍‌ ​​‌‍‌‌‌ ​‍‌ ​ ‌ ​​‌‍‌‌‌‍​ ‌ ‌​‌‍‍‌‌ ‌‍‌‍‌‌​ ‌‌ ​​‌ ‌‌‌‍​‍‌‍ ​‌‍‍‌‌ ​ ‌‍‍​‌‍‌‌‌‍‌​​‍​‍‌ ‌
Feb 10, 2023